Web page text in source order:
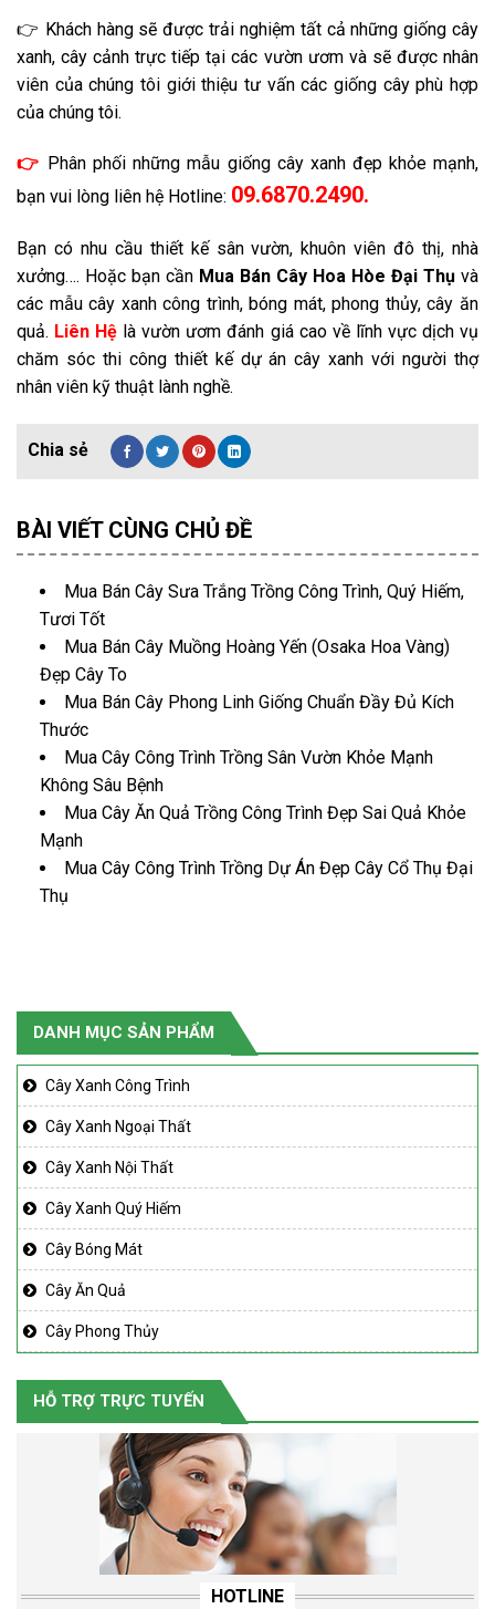
👉 Khách hàng sẽ được trải nghiệm tất cả những giống cây
xanh, cây cảnh trực tiếp tại các vườn ươm và sẽ được nhân
viên của chúng tôi giới thiệu tư vấn các giống cây phù hợp
của chúng tôi.
👉 Phân phối những mẫu giống cây xanh đẹp khỏe mạnh,
bạn vui lòng liên hệ Hotline: 09.6870.2490.
Bạn có nhu cầu thiết kế sân vườn, khuôn viên đô thị, nhà
xưởng…. Hoặc bạn cần Mua Bán Cây Hoa Hòe Đại Thụ và
các mẫu cây xanh công trình, bóng mát, phong thủy, cây ăn
quả. Liên Hệ là vườn ươm đánh giá cao về lĩnh vực dịch vụ
chăm sóc thi công thiết kế dự án cây xanh với người thợ
nhân viên kỹ thuật lành nghề.
BÀI VIẾT CÙNG CHỦ ĐỀ
Mua Bán Cây Sưa Trắng Trồng Công Trình, Quý Hiếm,
Tươi Tốt
Mua Bán Cây Muồng Hoàng Yến (Osaka Hoa Vàng)
Đẹp Cây To
Mua Bán Cây Phong Linh Giống Chuẩn Đầy Đủ Kích
Thước
Mua Cây Công Trình Trồng Sân Vườn Khỏe Mạnh
Không Sâu Bệnh
Mua Cây Ăn Quả Trồng Công Trình Đẹp Sai Quả Khỏe
Mạnh
Mua Cây Công Trình Trồng Dự Án Đẹp Cây Cổ Thụ Đại
Thụ
DANH MỤC SẢN PHẨM
Cây Xanh Công Trình
Cây Xanh Ngoại Thất
Cây Xanh Nội Thất
Cây Xanh Quý Hiếm
Cây Bóng Mát
Cây Ăn Quả
Cây Phong Thủy
HỖ TRỢ TRỰC TUYẾN
HOTLINE